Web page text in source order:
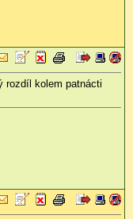
rozdíl kolem patnácti